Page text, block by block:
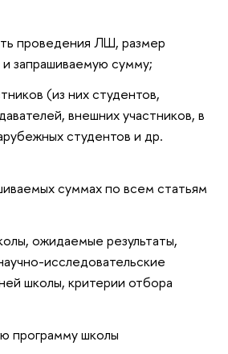
проведения ЛШ, размер
запрашиваемую сумму;
(из них студентов,
внешних участников, в
студентов и др.
суммах по всем статьям
ожидаемые результаты,
исследовательские
школы, критерии отбора
программу школы